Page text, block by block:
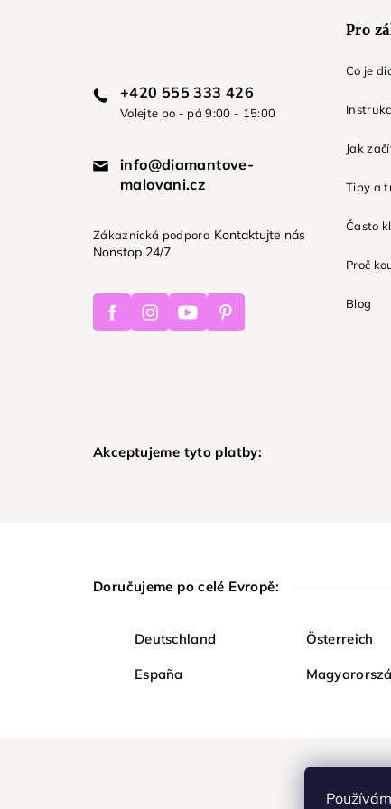
+420 555 333 426
Volejte po - pá 9:00 - 15:00
info@diamantove-
malovani.cz
Zákaznická podpora Kontaktujte nás
Nonstop 24/7
FacebookInstagramYoutubePinterest
Pro
Co je
Jak
Tipy a
Často
Proč
Blog
Akceptujeme tyto platby:
Doručujeme po celé Evropě:
Deutschland Österreich
España